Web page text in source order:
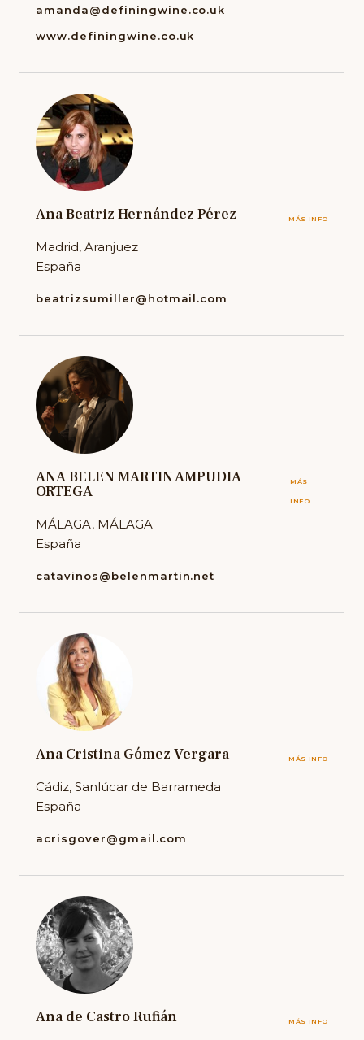
amanda@definingwine.co.uk
www.definingwine.co.uk
Ana Beatriz Hernández Pérez MÁS INFO
Madrid, Aranjuez
España
beatrizsumiller@hotmail.com
ANA BELEN MARTIN AMPUDIA
ORTEGA
MÁS
INFO
MÁLAGA, MÁLAGA
España
catavinos@belenmartin.net
Ana Cristina Gómez Vergara MÁS INFO
Cádiz, Sanlúcar de Barrameda
España
acrisgover@gmail.com
Ana de Castro Rufián MÁS INFO